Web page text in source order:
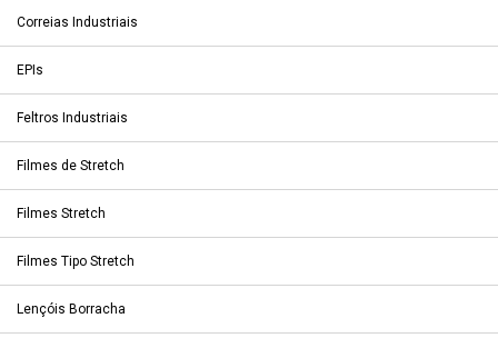
Correias Industriais
EPIs
Feltros Industriais
Filmes de Stretch
Filmes Stretch
Filmes Tipo Stretch
Lençóis Borracha